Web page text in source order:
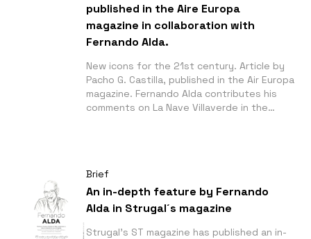
published in the Aire Europa
magazine in collaboration with
Fernando Alda.
New icons for the 21st century. Article by
Pacho G. Castilla, published in the Air Europa
magazine. Fernando Alda contributes his
comments on La Nave Villaverde in the
the most important works of industrial
architecture in Madrid—making it a symbol
of dialogue between heritage and
Brief
An in-depth feature by Fernando
Alda in Strugal´s magazine
Strugal’s ST magazine has published an in-